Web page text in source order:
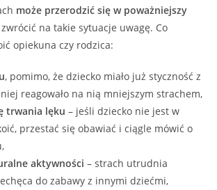
może przerodzić się w poważniejszy
na takie sytuacje uwagę. Co
opiekuna czy rodzica:
, pomimo, że dziecko miało już styczność z
reagowało na nią mniejszym strachem,
trwania lęku – jeśli dziecko nie jest w
przestać się obawiać i ciągle mówić o
aktywności – strach utrudnia
do zabawy z innymi dziećmi,